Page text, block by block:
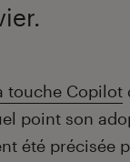
touche Copilot
point son
été précisée